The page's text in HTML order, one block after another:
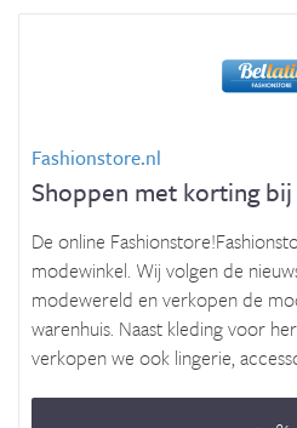
Fashionstore.nl
Shoppen met korting
De online
modewinkel. Wij volgen de
modewereld en verkopen de
warenhuis. Naast kleding voor
verkopen we ook lingerie,